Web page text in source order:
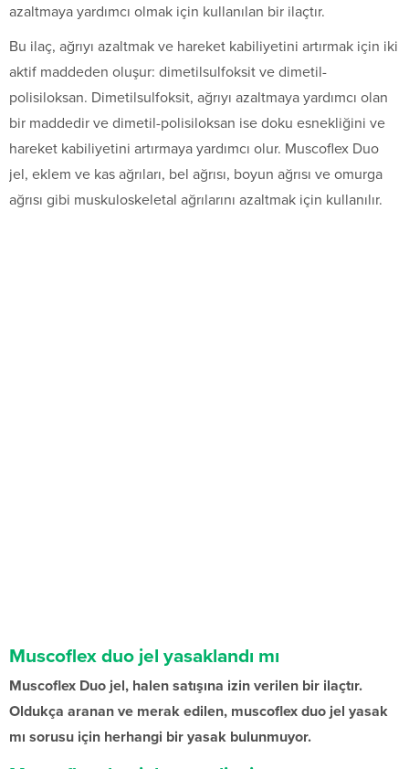
azaltmaya yardımcı olmak için kullanılan bir ilaçtır.
Bu ilaç, ağrıyı azaltmak ve hareket kabiliyetini artırmak için iki
aktif maddeden oluşur: dimetilsulfoksit ve dimetil-
polisiloksan. Dimetilsulfoksit, ağrıyı azaltmaya yardımcı olan
bir maddedir ve dimetil-polisiloksan ise doku esnekliğini ve
hareket kabiliyetini artırmaya yardımcı olur. Muscoflex Duo
jel, eklem ve kas ağrıları, bel ağrısı, boyun ağrısı ve omurga
ağrısı gibi muskuloskeletal ağrılarını azaltmak için kullanılır.
Muscoflex duo jel yasaklandı mı
Muscoflex Duo jel, halen satışına izin verilen bir ilaçtır.
Oldukça aranan ve merak edilen, muscoflex duo jel yasak
mı sorusu için herhangi bir yasak bulunmuyor.